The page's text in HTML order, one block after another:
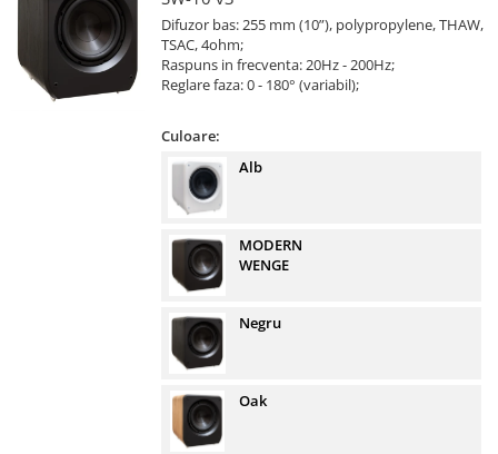
Difuzor bas: 255 mm (10”), polypropylene, THAW,
TSAC, 4ohm;
Raspuns in frecventa: 20Hz - 200Hz;
Reglare faza: 0 - 180° (variabil);
Culoare:
Alb
MODERN
WENGE
Negru
Oak